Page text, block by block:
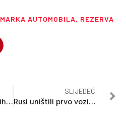
MARKA AUTOMOBILA, REZERVA
Sve veći broj oboljelih od morbila u Srpskoj
SLIJEDEĆI
Rusi uništili prvo vozilo iz SAD kod Avdejevke